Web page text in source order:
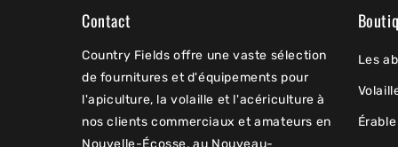
Contact
Country Fields offre une vaste sélection
de fournitures et d'équipements pour
l'apiculture, la volaille et l'acériculture à
nos clients commerciaux et amateurs en
Nouvelle-Écosse, au Nouveau-
Les
Érable